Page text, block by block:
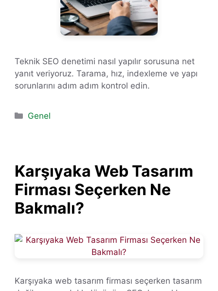
Teknik SEO denetimi nasıl yapılır sorusuna net
yanıt veriyoruz. Tarama, hız, indexleme ve yapı
sorunlarını adım adım kontrol edin.
Kategoriler
Genel
Karşıyaka Web Tasarım
Firması Seçerken Ne
Bakmalı?
Karşıyaka web tasarım firması seçerken tasarım